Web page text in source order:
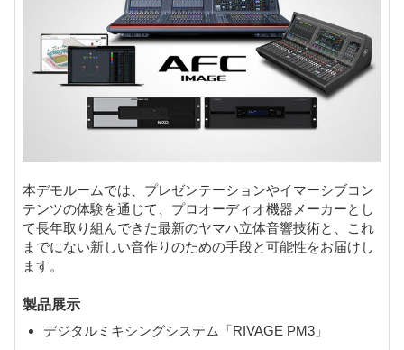
本デモルームでは、プレゼンテーションやイマーシブコン
テンツの体験を通じて、プロオーディオ機器メーカーとし
て長年取り組んできた最新のヤマハ立体音響技術と、これ
までにない新しい音作りのための手段と可能性をお届けし
ます。
製品展示
デジタルミキシングシステム「RIVAGE PM3」